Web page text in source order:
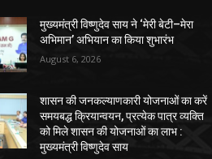
मुख्यमंत्री विष्णुदेव साय ने ‘मेरी बेटी–मेरा
अभिमान’ अभियान का किया शुभारंभ
August 6, 2026
शासन की जनकल्याणकारी योजनाओं का करें
समयबद्ध क्रियान्वयन, प्रत्येक पात्र व्यक्ति
को मिले शासन की योजनाओं का लाभ :
मुख्यमंत्री विष्णुदेव साय